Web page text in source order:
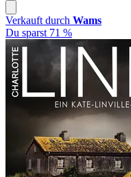
Verkauft durch Wams
Du sparst 71 %